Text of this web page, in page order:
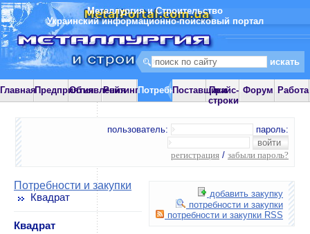
Металлургия и Строительство
Украинский информационно-поисковый портал
ГлавнаяПредприятияОбъявления
РейтингПотребностиПоставщики
Прайс-
строки
Форум Работа
пользователь: пароль:
регистрация / забыли пароль?
добавить закупку
потребности и закупки
потребности и закупки RSS
Потребности и закупки
Квадрат
Квадрат